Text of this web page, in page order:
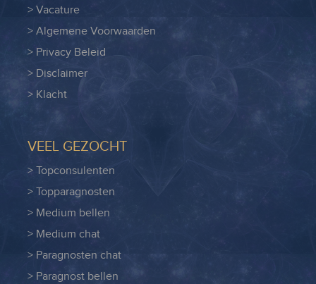
> Vacature
> Algemene Voorwaarden
> Privacy Beleid
> Disclaimer
> Klacht
VEEL GEZOCHT
> Topconsulenten
> Topparagnosten
> Medium bellen
> Medium chat
> Paragnosten chat
> Paragnost bellen